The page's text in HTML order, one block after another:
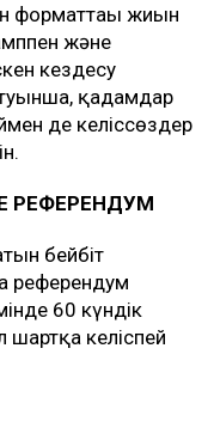
форматтағы жиын
және
кездесу
қадамдар
де келіссөздер
РЕФЕРЕНДУМ
бейбіт
референдум
60 күндік
шартқа келіспей